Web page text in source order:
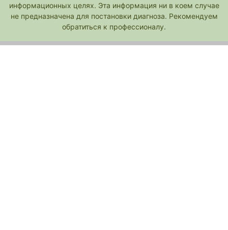
информационных целях. Эта информация ни в коем случае
не предназначена для постановки диагноза. Рекомендуем
обратиться к профессионалу.